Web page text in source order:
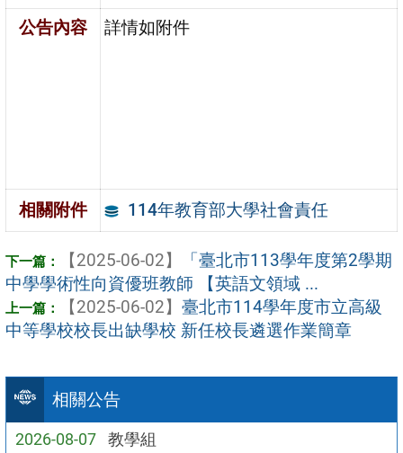
相關公告
2026-08-07 教學組
公告內容
詳情如附件
相關附件 114年教育部大學社會責任
【2025-06-02】
「臺北市113學年度第2學期
中學學術性向資優班教師 【英語文領域 ...
【2025-06-02】 臺北市114學年度市立高級
中等學校校長出缺學校 新任校長遴選作業簡章